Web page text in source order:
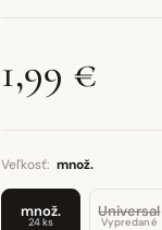
1,99 €
Veľkosť: množ.
množ.
24 ks
Universal
Vypredané